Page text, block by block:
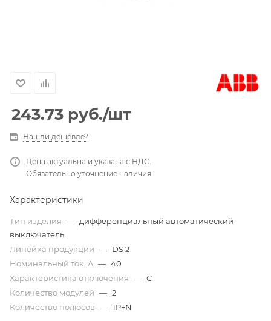
243.73 руб./шт
Нашли дешевле?
Цена актуальна и указана с НДС.
Обязательно уточнение наличия.
Характеристики
Тип изделия — дифференциальный автоматический
выключатель
Линейка продукции — DS 2
Номинальный ток, A — 40
Характеристика отключения — C
Количество модулей — 2
Количество полюсов — 1P+N